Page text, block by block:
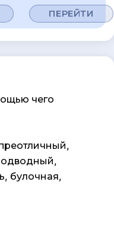
ПЕРЕЙТИ
чего
булочная,